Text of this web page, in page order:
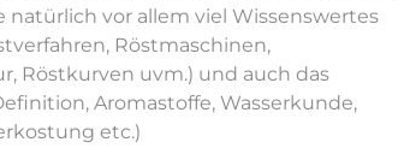
natürlich vor allem viel Wissenswertes
Röstmaschinen,
Röstkurven uvm.) und auch das
Aromastoffe, Wasserkunde,
etc.)